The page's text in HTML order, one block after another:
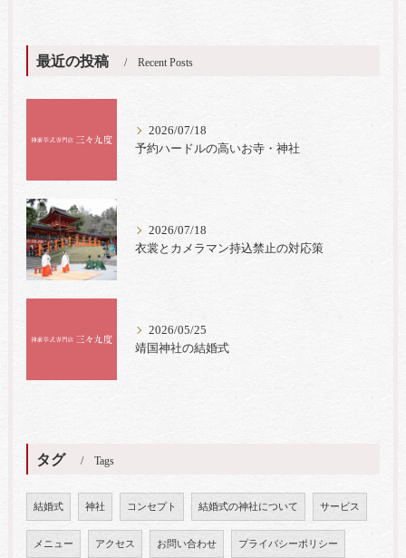
最近の投稿 Recent Posts
2026/07/18
予約ハードルの高いお寺・神社
2026/07/18
衣裳とカメラマン持込禁止の対応策
2026/05/25
靖国神社の結婚式
タグ Tags
結婚式 神社 コンセプト 結婚式の神社について サービス
メニュー アクセス お問い合わせ プライバシーポリシー